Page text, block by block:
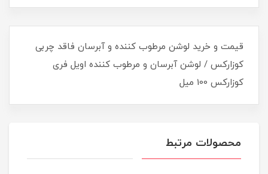
قیمت و خرید لوشن مرطوب کننده و آبرسان فاقد چربی
کوزارکس / لوشن آبرسان و مرطوب کننده اویل فری
کوزارکس 100 میل
محصولات مرتبط